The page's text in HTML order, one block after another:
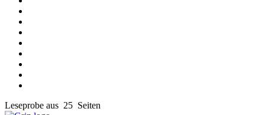
Leseprobe aus 25 Seiten